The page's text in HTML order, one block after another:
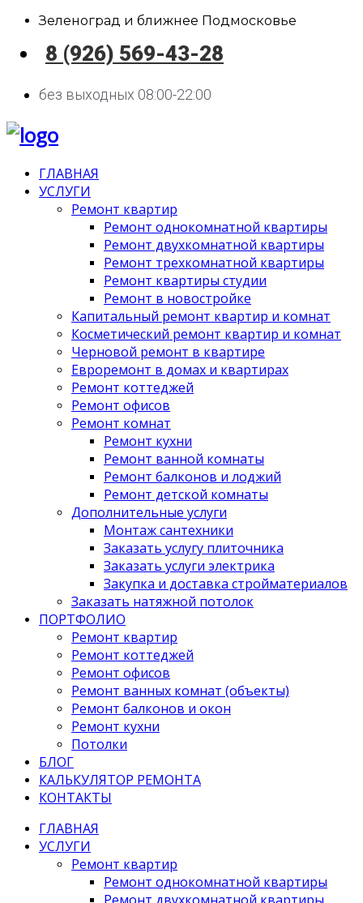
Зеленоград и ближнее Подмосковье
8 (926) 569-43-28
без выходных 08:00-22:00
ГЛАВНАЯ
УСЛУГИ
Ремонт квартир
Ремонт однокомнатной квартиры
Ремонт двухкомнатной квартиры
Ремонт трехкомнатной квартиры
Ремонт квартиры студии
Ремонт в новостройке
Капитальный ремонт квартир и комнат
Косметический ремонт квартир и комнат
Черновой ремонт в квартире
Евроремонт в домах и квартирах
Ремонт коттеджей
Ремонт офисов
Ремонт комнат
Ремонт кухни
Ремонт ванной комнаты
Ремонт балконов и лоджий
Ремонт детской комнаты
Дополнительные услуги
Монтаж сантехники
Заказать услугу плиточника
Заказать услуги электрика
Закупка и доставка стройматериалов
Заказать натяжной потолок
ПОРТФОЛИО
Ремонт квартир
Ремонт коттеджей
Ремонт офисов
Ремонт ванных комнат (объекты)
Ремонт балконов и окон
Ремонт кухни
Потолки
БЛОГ
КАЛЬКУЛЯТОР РЕМОНТА
КОНТАКТЫ
ГЛАВНАЯ
УСЛУГИ
Ремонт квартир
Ремонт однокомнатной квартиры